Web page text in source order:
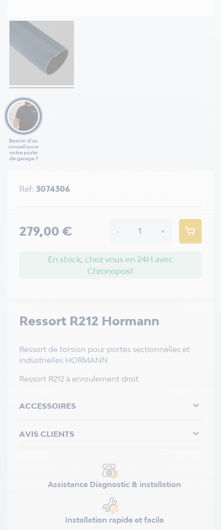
Besoin d'un
conseil pour
votre porte
de garage ?
Ressort R212 Hormann
Ressort de torsion pour portes sectionnelles et
industrielles HORMANN
Ressort R212 à enroulement droit
ACCESSOIRES 
AVIS CLIENTS 
Assistance Diagnostic & installation
Installation rapide et facile
Réf: 3074306
279,00 € - +
En stock, chez vous en 24H avec
Chronopost